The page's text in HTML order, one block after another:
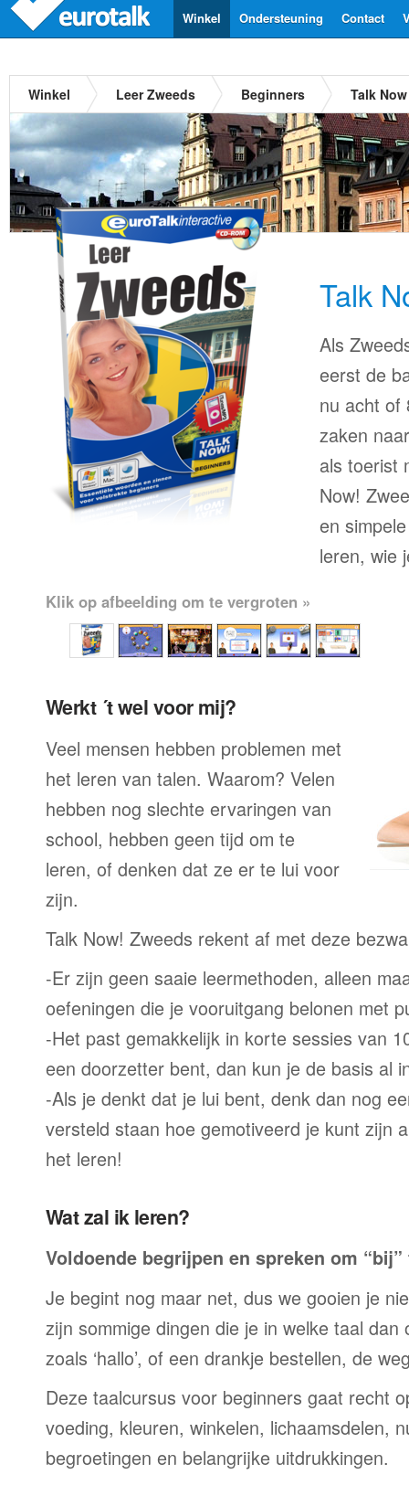
Contact
Ondersteuning
Winkel
Winkel Leer Zweeds Beginners Talk
Talk
Als
eerst de
nu acht of
zaken
als toerist
Now!
en
leren, wie
Klik op afbeelding om te vergroten »
Werkt ´t wel voor mij?
Veel mensen hebben problemen met
het leren van talen. Waarom? Velen
hebben nog slechte ervaringen van
school, hebben geen tijd om te
leren, of denken dat ze er te lui voor
zijn.
Talk Now! Zweeds rekent af met deze
-Er zijn geen saaie leermethoden, alleen
oefeningen die je vooruitgang belonen met
-Het past gemakkelijk in korte sessies van
een doorzetter bent, dan kun je de basis al
-Als je denkt dat je lui bent, denk dan nog
versteld staan hoe gemotiveerd je kunt zijn
het leren!
Wat zal ik leren?
Voldoende begrijpen en spreken om
Je begint nog maar net, dus we gooien je
zijn sommige dingen die je in welke taal dan
zoals ‘hallo’, of een drankje bestellen, de
Deze taalcursus voor beginners gaat recht
voeding, kleuren, winkelen, lichaamsdelen,
begroetingen en belangrijke uitdrukkingen.